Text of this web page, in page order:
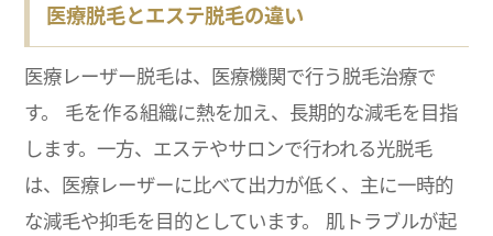
医療脱毛とエステ脱毛の違い
医療レーザー脱毛は、医療機関で行う脱毛治療で
す。 毛を作る組織に熱を加え、長期的な減毛を目指
します。一方、エステやサロンで行われる光脱毛
は、医療レーザーに比べて出力が低く、主に一時的
な減毛や抑毛を目的としています。 肌トラブルが起